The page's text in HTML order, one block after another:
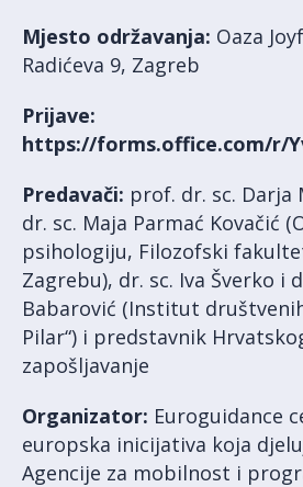
Mjesto održavanja: Oaza
Radićeva 9, Zagreb
Prijave:
https://forms.office.com/r/
Predavači: prof. dr. sc. Darja
dr. sc. Maja Parmać Kovačić
psihologiju, Filozofski
Zagrebu), dr. sc. Iva Šverko i
Babarović (Institut
Pilar“) i predstavnik
zapošljavanje
Organizator: Euroguidance
europska inicijativa koja
Agencije za mobilnost i